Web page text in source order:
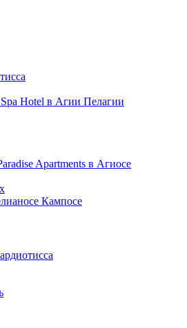
Hotel в Агии Пелагии
Apartments в Агиосе
Кампосе